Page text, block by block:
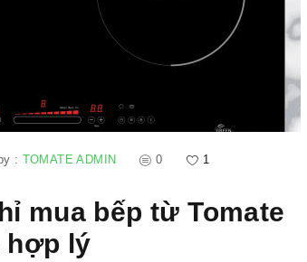
: TOMATE ADMIN 0 1
mua bếp từ Tomate
hợp lý